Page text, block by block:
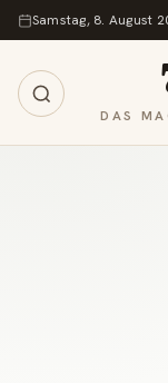
Zum Inhalt springen
Samstag, 8. August
DAS